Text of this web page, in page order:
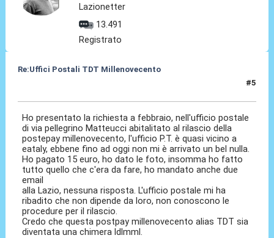
Lazionetter
13.491
Registrato
Re:Uffici Postali TDT Millenovecento
#5
Ho presentato la richiesta a febbraio, nell'ufficio postale
di via pellegrino Matteucci abitalitato al rilascio della
postepay millenovecento, l'ufficio P.T. è quasi vicino a
eataly, ebbene fino ad oggi non mi è arrivato un bel nulla.
Ho pagato 15 euro, ho dato le foto, insomma ho fatto
tutto quello che c'era da fare, ho mandato anche due
email
alla Lazio, nessuna risposta. L'ufficio postale mi ha
ribadito che non dipende da loro, non conoscono le
procedure per il rilascio.
Credo che questa postpay millenovecento alias TDT sia
diventata una chimera ldlmml.